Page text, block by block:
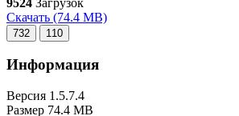
Скачать (74.4 MB)
732 110
Информация
Версия 1.5.7.4
Размер 74.4 MB